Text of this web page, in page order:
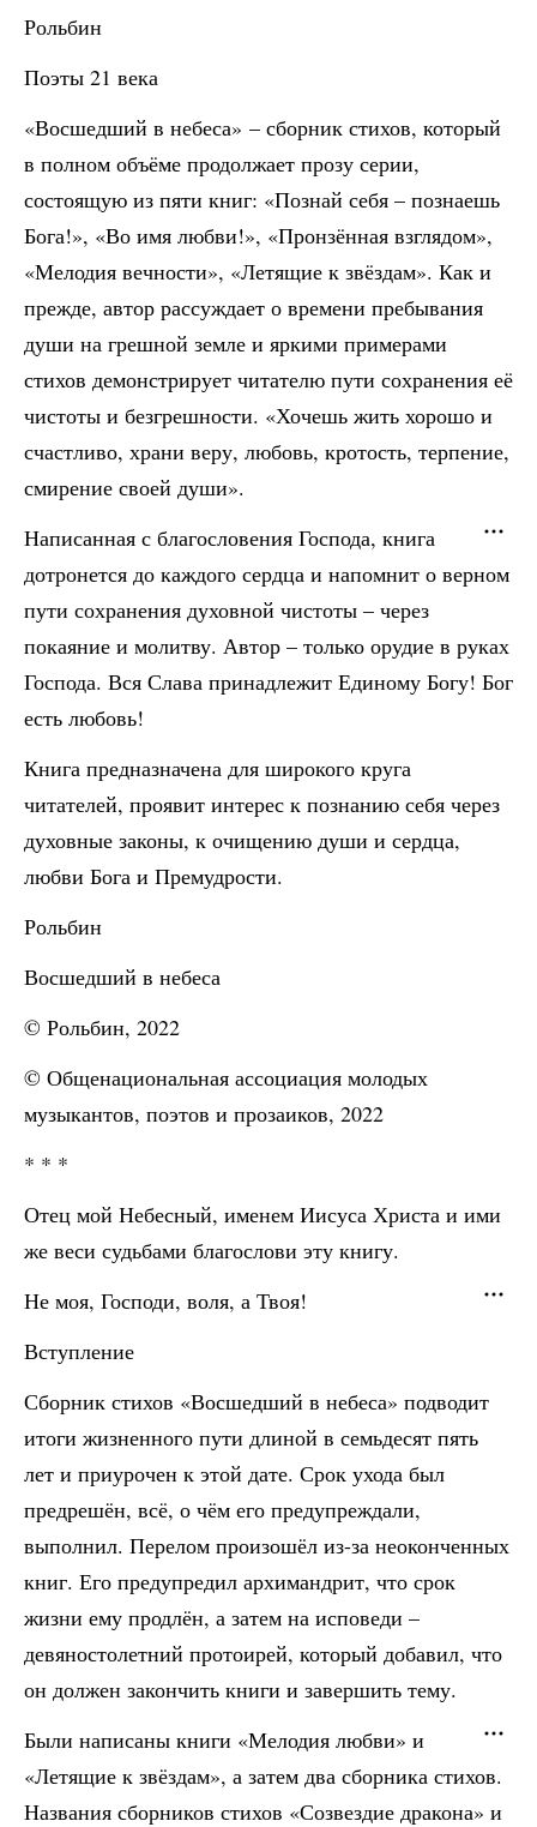
Рольбин
Поэты 21 века
«Восшедший в небеса» – сборник стихов, который
в полном объёме продолжает прозу серии,
состоящую из пяти книг: «Познай себя – познаешь
Бога!», «Во имя любви!», «Пронзённая взглядом»,
«Мелодия вечности», «Летящие к звёздам». Как и
прежде, автор рассуждает о времени пребывания
души на грешной земле и яркими примерами
стихов демонстрирует читателю пути сохранения её
чистоты и безгрешности. «Хочешь жить хорошо и
счастливо, храни веру, любовь, кротость, терпение,
смирение своей души».
Написанная с благословения Господа, книга
дотронется до каждого сердца и напомнит о верном
пути сохранения духовной чистоты – через
покаяние и молитву. Автор – только орудие в руках
Господа. Вся Слава принадлежит Единому Богу! Бог
есть любовь!
Книга предназначена для широкого круга
читателей, проявит интерес к познанию себя через
духовные законы, к очищению души и сердца,
любви Бога и Премудрости.
Рольбин
Восшедший в небеса
© Рольбин, 2022
© Общенациональная ассоциация молодых
музыкантов, поэтов и прозаиков, 2022
* * *
Отец мой Небесный, именем Иисуса Христа и ими
же веси судьбами благослови эту книгу.
Не моя, Господи, воля, а Твоя!
Вступление
Сборник стихов «Восшедший в небеса» подводит
итоги жизненного пути длиной в семьдесят пять
лет и приурочен к этой дате. Срок ухода был
предрешён, всё, о чём его предупреждали,
выполнил. Перелом произошёл из-за неоконченных
книг. Его предупредил архимандрит, что срок
жизни ему продлён, а затем на исповеди –
девяностолетний протоирей, который добавил, что
он должен закончить книги и завершить тему.
Были написаны книги «Мелодия любви» и
«Летящие к звёздам», а затем два сборника стихов.
Названия сборников стихов «Созвездие дракона» и